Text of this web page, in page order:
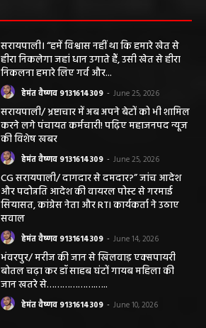
सरायपाली। “हमें विश्वास नहीं था कि हमारे खेत से
हीरा निकलेगा जहां धान उगाते हैं, उसी खेत से हीरा
निकलना हमारे लिए गर्व और...
हेमंत वैष्णव 9131614309 - June 25, 2026
सरायपाली/ भ्रष्टाचार में अब अपने बेटों को भी शामिल
करने लगे पंचायत कर्मचारी! पढ़िए महाजनपद न्यूज
की विशेष खबर
हेमंत वैष्णव 9131614309 - June 25, 2026
CG सरायपाली/ दागदार से दमदार?” जांच आदेश
और पदोन्नति आदेश की वायरल पोस्ट से गरमाई
सियासत, कांग्रेस नेता और RTI कार्यकर्ता ने उठाए
सवाल
हेमंत वैष्णव 9131614309 - June 14, 2026
भंवरपुर/ मरीज की जान से खिलवाड़ एक्सपायरी
बोतल चढ़ा कर डॉ साहब घंटों गायब महिला की
जान खतरे से……………….…..
हेमंत वैष्णव 9131614309 - June 10, 2026